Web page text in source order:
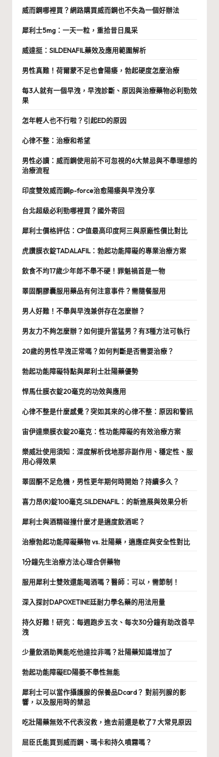
威而鋼哪裡買？網路購買威而鋼也不失為一個好辦法
犀利士5mg：一天一粒，重拾昔日風采
威達挺：SILDENAFIL藥效及應用範圍解析
男性真難！荷爾蒙不足也會陽痿，勃起硬度怎麼治療
每3人就有一個早洩，早洩診斷、原因與治療藥物必利勁效
果
怎年輕人也不行啦？引起ED的原因
心律不整：治療和希望
男性必讀：威而鋼使用前不可忽視的6大禁忌與不舉理想的
治療流程
印度雙效威而鋼p-force治愈陽痿與早洩分享
台北超級必利勁哪裡買？國外寄回
犀利士價格評估：CP值最高印度阿三與原廠性價比對比
虎讚膜衣錠TADALAFIL：勃起功能障礙的專業治療方案
飲食不均17歲少年郎不舉不硬！罪魁禍首是一物
睪固酮膠囊服用藥品有何注意事件？需隨餐服用
男人好難！不舉與早洩兼併存在怎麼辦？
男友力不夠怎麼辦？如何提升當猛男？有3種方法可執行
20歲的男性早洩正常嗎？如何判斷是否需要治療？
勃起功能障礙特點與犀利士壯陽藥優勢
悍馬仕膜衣錠20毫克的功效與應用
心律不整是什麼感覺？突如其來的心律不整：原因和警訊
宙伊達樂膜衣錠20毫克：性功能障礙的有效治療方案
樂威壯使用須知：深度解析伐地那非副作用、穩定性、服
用心得效果
睪固酮不足危機，男性更年期何時開始？持續多久？
喜力昂(R)錠100毫克.SILDENAFIL：的新進展與效果分析
犀利士與酒精碰撞什麼才是適度飲酒呢？
治療勃起功能障礙藥物 vs. 壯陽藥，適應症與安全性對比
1分鐘先生治療方法心理合併藥物
服用犀利士雙效還能喝酒嗎？醫師：可以，需節制！
深入探討DAPOXETINE廷耐力學名藥的用法用量
持久好難！研究：每週跑步五次、每次30分鐘有助改善早
洩
少量飲酒助興能吃他達拉非嗎？壯陽藥知識增加了
勃起功能障礙ED陽萎不舉性無能
犀利士可以當作攝護腺的保養品Dcard？ 對前列腺的影
響，以及服用時的禁忌
吃壯陽藥無效不代表沒救，進去前還是軟了7 大常見原因
屈臣氏能買到威而鋼、瑪卡和持久噴霧嗎？